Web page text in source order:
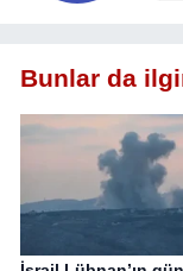
Bunlar da